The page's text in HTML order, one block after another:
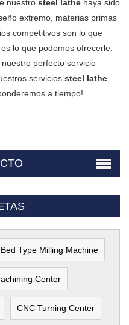
nuestro steel lathe haya sido
extremo, materias primas
competitivos son lo que
lo que podemos ofrecerle.
perfecto servicio
servicios steel lathe
a tiempo!
Bed Type Milling Machine
Center
CNC Turning Center